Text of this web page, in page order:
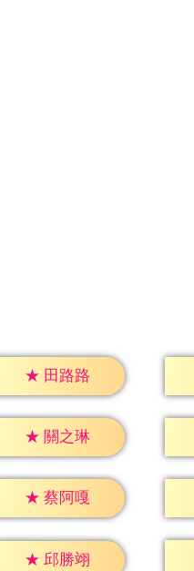
★ 田路路
★ 關之琳
★ 蔡阿嘎
★ 邱勝翊